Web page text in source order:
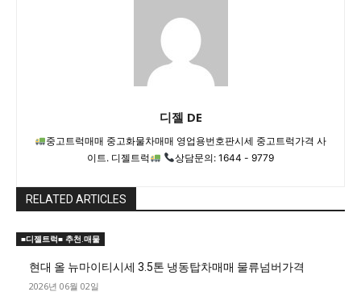
디젤 DE
중고트럭매매 중고화물차매매 영업용번호판시세 중고트럭가격 사
이트. 디젤트럭
상담문의: 1644 - 9779
RELATED ARTICLES
■디젤트럭■ 추천.매물
현대 올 뉴마이티시세 3.5톤 냉동탑차매매 물류넘버가격
2026년 06월 02일